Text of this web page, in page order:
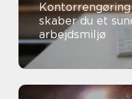
Kontorrengøring
skaber du et
arbejdsmiljø